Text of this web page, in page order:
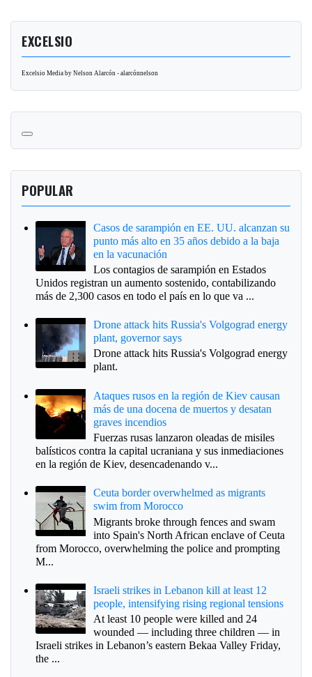
EXCELSIO
Excelsio Media by Nelson Alarcón - alarcónnelson
POPULAR
Casos de sarampión en EE. UU. alcanzan su
punto más alto en 35 años debido a la baja
en la vacunación
Los contagios de sarampión en Estados
Unidos registran un aumento sostenido, contabilizando
más de 2,300 casos en todo el país en lo que va ...
Drone attack hits Russia's Volgograd energy
plant, governor says
Drone attack hits Russia's Volgograd energy
plant.
Ataques rusos en la región de Kiev causan
más de una docena de muertos y desatan
graves incendios
Fuerzas rusas lanzaron oleadas de misiles
balísticos contra la capital ucraniana y sus inmediaciones
en la región de Kiev, desencadenando v...
Ceuta border overwhelmed as migrants
swim from Morocco
Migrants broke through fences and swam
into Spain's North African enclave of Ceuta
from Morocco, overwhelming the police and prompting
M...
Israeli strikes in Lebanon kill at least 12
people, intensifying rising regional tensions
At least 10 people were killed and 24
wounded — including three children — in
Israeli strikes in Lebanon’s eastern Bekaa Valley Friday,
the ...